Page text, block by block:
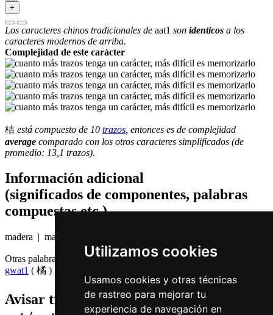
Utilizamos cookies
Usamos cookies y otras técnicas
de rastreo para mejorar tu
experiencia de navegación en
+
Los caracteres chinos tradicionales de aat1 son identicos a los
caracteres modernos de arriba.
Complejidad de este carácter
桔 está compuesto de 10 trazos , entonces es de complejidad
average comparado con los otros caracteres simplificados (de
promedio: 13,1 trazos).
Información adicional
(significados de componentes, palabras
compuestas etc.)
madera | mandarina
Otras palabras que también significanmandarina en chino
gwat1 ( 橘 )
Avisar traduccion falsa o faltante de